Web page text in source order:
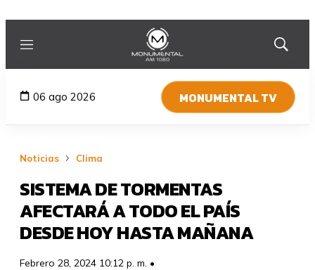
Menú
Mostrar
06 ago 2026 MONUMENTAL TV
Noticias Clima
SISTEMA DE TORMENTAS
AFECTARÁ A TODO EL PAÍS
DESDE HOY HASTA MAÑANA
Febrero 28, 2024 10:12 p. m. •